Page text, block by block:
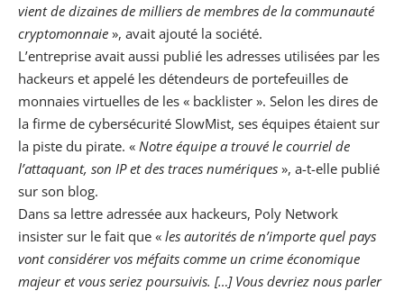
vient de dizaines de milliers de membres de la communauté
cryptomonnaie », avait ajouté la société.
L’entreprise avait aussi publié les adresses utilisées par les
hackeurs et appelé les détendeurs de portefeuilles de
monnaies virtuelles de les « backlister ». Selon les dires de
la firme de cybersécurité SlowMist, ses équipes étaient sur
la piste du pirate. « Notre équipe a trouvé le courriel de
l’attaquant, son IP et des traces numériques », a-t-elle publié
sur son blog.
Dans sa lettre adressée aux hackeurs, Poly Network
insister sur le fait que « les autorités de n’importe quel pays
vont considérer vos méfaits comme un crime économique
majeur et vous seriez poursuivis. […] Vous devriez nous parler